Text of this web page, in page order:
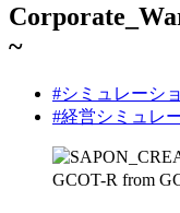
~
#シミュレーシ
#経営シミュレ